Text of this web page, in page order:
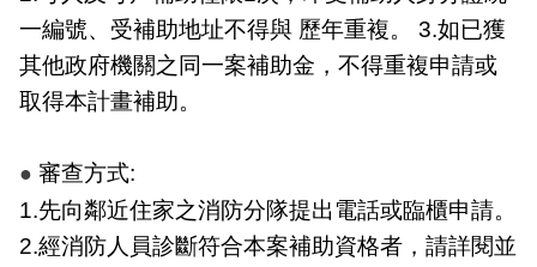
資
訊
公
開
公
文
公
開
一編號、受補助地址不得與 歷年重複。 3.如已獲
其他政府機關之同一案補助金，不得重複申請或
取得本計畫補助。
● 審查方式:
1.先向鄰近住家之消防分隊提出電話或臨櫃申請。
2.經消防人員診斷符合本案補助資格者，請詳閱並